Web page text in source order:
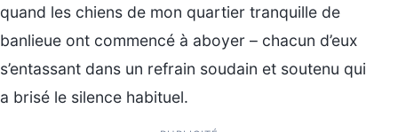
quand les chiens de mon quartier tranquille de
banlieue ont commencé à aboyer – chacun d’eux
s’entassant dans un refrain soudain et soutenu qui
a brisé le silence habituel.